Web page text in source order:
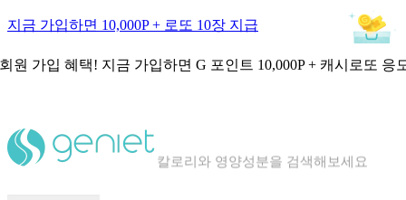
지금 가입하면 10,000P + 로또 10장 지급
원 가입 혜택! 지금 가입하면 G 포인트 10,000P + 캐시로또 응
혈당 · 다이어트 음식 검색해보세요